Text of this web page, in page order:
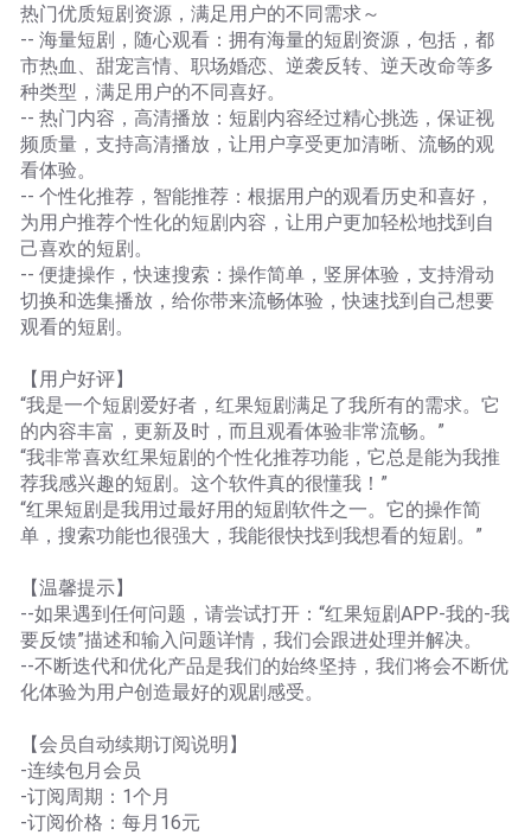
热门优质短剧资源，满足用户的不同需求～
-- 海量短剧，随心观看：拥有海量的短剧资源，包括，都
市热血、甜宠言情、职场婚恋、逆袭反转、逆天改命等多
种类型，满足用户的不同喜好。
-- 热门内容，高清播放：短剧内容经过精心挑选，保证视
频质量，支持高清播放，让用户享受更加清晰、流畅的观
看体验。
-- 个性化推荐，智能推荐：根据用户的观看历史和喜好，
为用户推荐个性化的短剧内容，让用户更加轻松地找到自
己喜欢的短剧。
-- 便捷操作，快速搜索：操作简单，竖屏体验，支持滑动
切换和选集播放，给你带来流畅体验，快速找到自己想要
观看的短剧。
【用户好评】
“我是一个短剧爱好者，红果短剧满足了我所有的需求。它
的内容丰富，更新及时，而且观看体验非常流畅。”
“我非常喜欢红果短剧的个性化推荐功能，它总是能为我推
荐我感兴趣的短剧。这个软件真的很懂我！”
“红果短剧是我用过最好用的短剧软件之一。它的操作简
单，搜索功能也很强大，我能很快找到我想看的短剧。”
【温馨提示】
--如果遇到任何问题，请尝试打开：“红果短剧APP-我的-我
要反馈”描述和输入问题详情，我们会跟进处理并解决。
--不断迭代和优化产品是我们的始终坚持，我们将会不断优
化体验为用户创造最好的观剧感受。
【会员自动续期订阅说明】
-连续包月会员
-订阅周期：1个月
-订阅价格：每月16元